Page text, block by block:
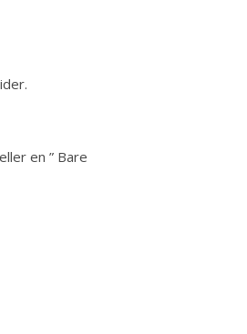
en ” Bare